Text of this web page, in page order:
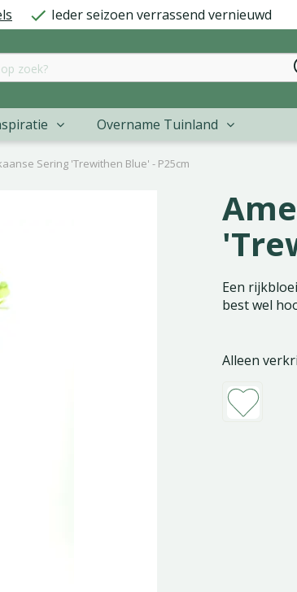
Sering 'Trewithen Blue' - P25cm
Ieder seizoen verrassend vernieuwd
Overname Tuinland
Een
best wel
Alleen